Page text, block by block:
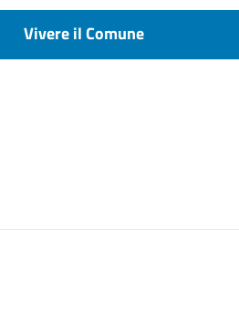
Vivere il Comune